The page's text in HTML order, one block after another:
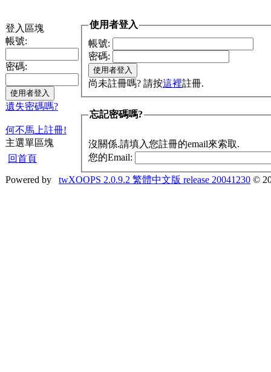
登入區塊
帳號:
密碼:
遺失密碼嗎?
何不馬上註冊!
主選單區塊
回首頁
使用者登入
帳號:
密碼:
尚未註冊嗎? 請按這裡註冊.
忘記密碼嗎?
沒關係.請填入您註冊的email來索取.
您的Email:
Powered by twXOOPS 2.0.9.2 繁體中文版 release 20041230 ©